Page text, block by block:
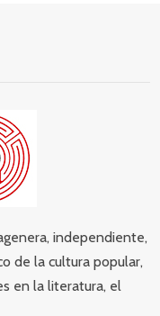
independiente,
de la cultura popular,
en la literatura, el